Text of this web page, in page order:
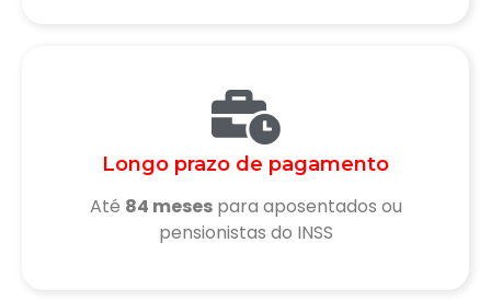
Longo prazo de pagamento
Até 84 mesespara aposentados ou
pensionistas do INSS